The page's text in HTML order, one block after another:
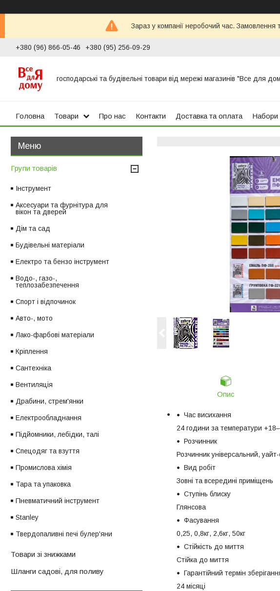
Зараз у компанії неробочий час.
+380 (96) 866-05-46 +380 (95) 256-09-29
господарські та будівельні товари від мережі магазинів "Все для
Головна Товари Про нас Контакти Доставка та оплата Набори
Опис
Час висихання
24 години за температури
Розчинник
Розчинник універсальний,
Вид робіт
Зовні та всередині приміщень
Ступінь блиску
Глянсова
Фасування
0,25, 0,8кг, 2,6кг, 50кг
Стійкість до миття
Стійка до миття
Гарантійний термін
24 місяці
Групи товарів
Інструмент
Аксесуари та фурнітура для
вікон та дверей
Дім та сад
Будівельні матеріали
Електро та бензо інструмент
Водо-, газо-,
теплозабезпечення
Спорт і відпочинок
Авто-, мото
Лако-фарбові матеріали
Кріплення
Сантехніка
Вентиляція
Драбини, стрем'янки
Електрообладнання
Підйомники, лебідки, талі
Спецодяг та взуття
Промислова хімія
Тара та упаковка
Пневматичний інструмент
Stanley
Твердопаливні печі булер'яни
Товари зі знижками
Шланги садові, для поливу